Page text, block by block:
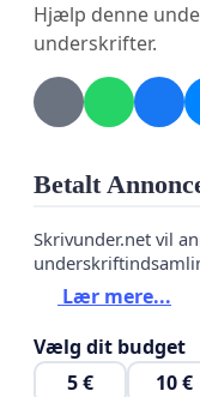
Hjælp denne
underskrifter.
Betalt
Skrivunder.net vil
Lær mere...
Vælg dit budget
5 €
10 €